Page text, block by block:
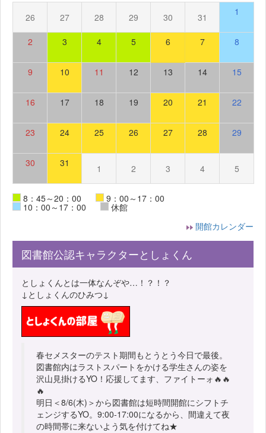
26 27 28 29 30 31 1
2 3 4 5 6 7 8
9 10 11 12 13 14 15
16 17 18 19 20 21 22
23 24 25 26 27 28 29
30 31 1 2 3 4 5
8：45～20：00 9：00～17：00
10：00～17：00
休館
開館カレンダー
図書館公認キャラクターとしょくん
としょくんとは一体なんぞや…！？！？
↓としょくんのひみつ↓
春セメスターのテスト期間もとうとう今日で最後。
図書館内はラストスパートをかける学生さんの姿を
沢山見掛けるYO！応援してます、ファイトーォ🔥🔥
🔥
明日＜8/6(木)＞から図書館は短時間開館にシフトチ
ェンジするYO。9:00-17:00になるから、間違えて夜
の時間帯に来ないよう気を付けてね★